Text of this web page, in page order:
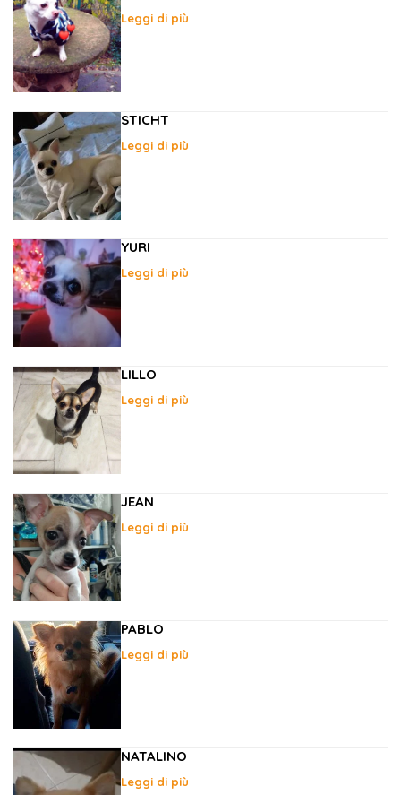
Leggi di più
STICHT
Leggi di più
YURI
Leggi di più
LILLO
Leggi di più
JEAN
Leggi di più
PABLO
Leggi di più
NATALINO
Leggi di più